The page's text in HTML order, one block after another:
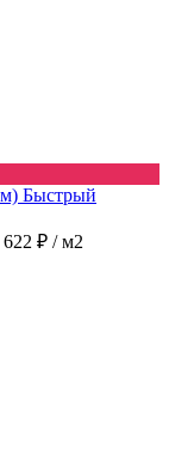
Быстрый
622 ₽ / м2